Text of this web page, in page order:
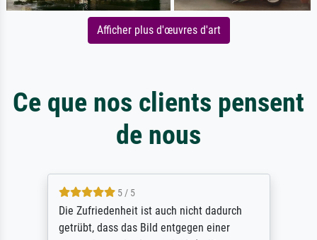
Afficher plus d'œuvres d'art
Ce que nos clients pensent
de nous
5 / 5
Die Zufriedenheit ist auch nicht dadurch
getrübt, dass das Bild entgegen einer